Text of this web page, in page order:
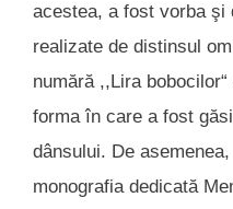
acestea, a fost vorba şi
realizate de distinsul
numără ,,Lira
forma în care a fost
dânsului. De
monografia dedicată